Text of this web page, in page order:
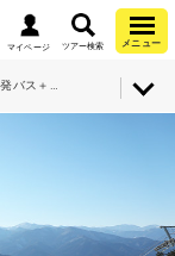
マイページ ツアー検索 メニュー